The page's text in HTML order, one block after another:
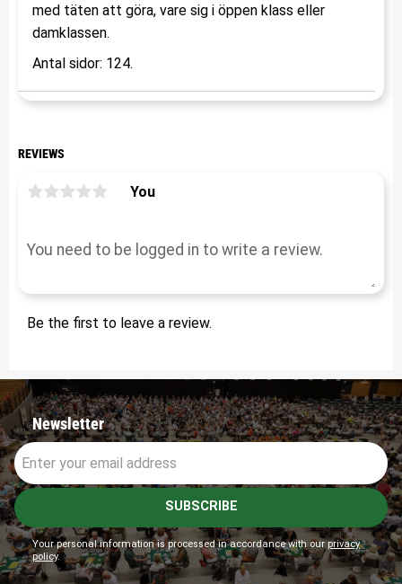
med täten att göra, vare sig i öppen klass eller
damklassen.
Antal sidor: 124.
REVIEWS
You
Be the first to leave a review.
Newsletter
SUBSCRIBE
Your personal information is processed in accordance with ourprivacy
policy.